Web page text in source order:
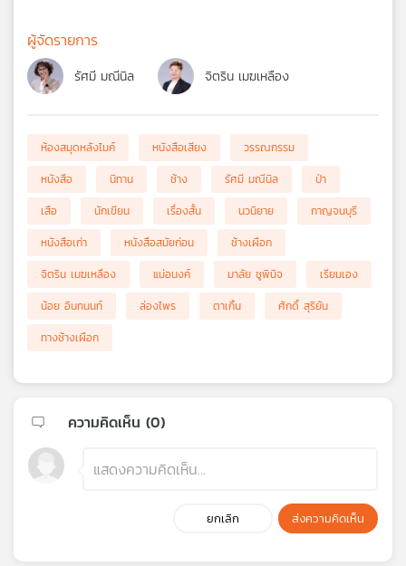
ผู้จัดรายการ
รัศมี มณีนิล จิตริน เมฆเหลือง
ห้องสมุดหลังไมค์ หนังสือเสียง
วรรณกรรม
หนังสือ
นิทาน ช้าง รัศมี มณีนิล
ป่า
เสือ
นักเขียน เรื่องสั้น นวนิยาย
กาญจนบุรี
หนังสือเก่า
หนังสือสมัยก่อน
ช้างเผือก
จิตริน เมฆเหลือง
แม่อนงค์ มาลัย ชูพินิจ
เรียมเอง
น้อย อินทนนท์
ล่องไพร ตาเกิ้น
ศักดิ์ สุริยัน
ทางช้างเผือก
ความคิดเห็น (0)
ยกเลิก ส่งความคิดเห็น